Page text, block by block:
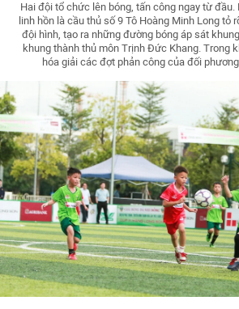
Hai đội tổ chức lên bóng, tấn công ngay từ đầu.
linh hồn là cầu thủ số 9 Tô Hoàng Minh Long tỏ
đội hình, tạo ra những đường bóng áp sát
khung thành thủ môn Trịnh Đức Khang. Trong
hóa giải các đợt phản công của đối